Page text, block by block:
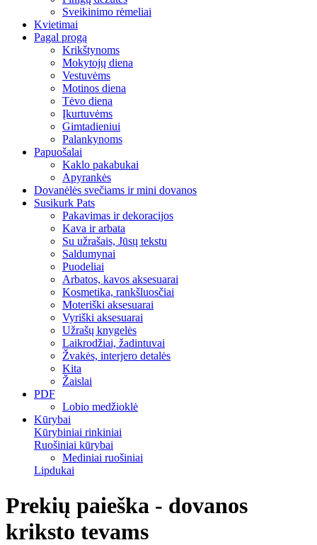
Sveikinimo rėmeliai
Kvietimai
Pagal progą
Krikštynoms
Mokytojų diena
Vestuvėms
Motinos diena
Tėvo diena
Įkurtuvėms
Gimtadieniui
Palankynoms
Papuošalai
Kaklo pakabukai
Apyrankės
Dovanėlės svečiams ir mini dovanos
Susikurk Pats
Pakavimas ir dekoracijos
Kava ir arbata
Su užrašais, Jūsų tekstu
Saldumynai
Puodeliai
Arbatos, kavos aksesuarai
Kosmetika, rankšluosčiai
Moteriški aksesuarai
Vyriški aksesuarai
Užrašų knygelės
Laikrodžiai, žadintuvai
Žvakės, interjero detalės
Kita
Žaislai
PDF
Lobio medžioklė
Kūrybai
Kūrybiniai rinkiniai
Ruošiniai kūrybai
Mediniai ruošiniai
Lipdukai
Prekių paieška - dovanos
kriksto tevams